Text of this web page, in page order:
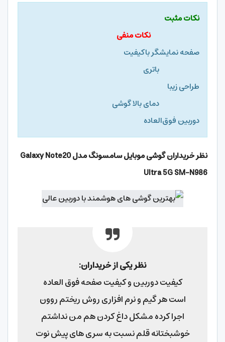
نکات مثبت
نکات منفی
صفحه نمایشگر باکیفیت
باتری
طراحی زیبا
دمای بالا گوشی
دوربین فوق‌العاده
نظر خریداران گوشی موبایل سامسونگ مدل Galaxy Note20
Ultra 5G SM-N986
نظر یکی از خریداران:
کیفیت دوربین و کیفیت صفحه فوق العاده
است هر گیم و نرم افزاری روش ریختم روون
اجرا کرده مشکل داغ کردن هم من نداشتم
خوشبختانه قلم نسبت به سری های پیش نوت